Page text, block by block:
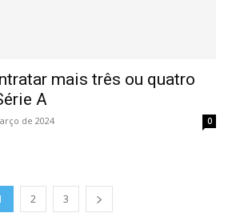
mais três ou quatro
A
de 2024 0
2 3